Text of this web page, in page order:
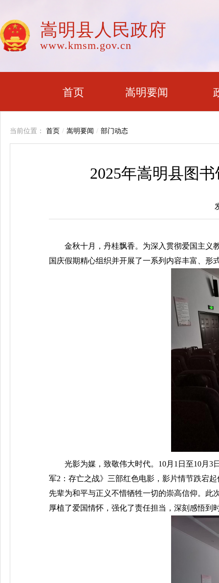
嵩明县人民政府
www.kmsm.gov.cn
首页 嵩明要闻
当前位置： 首页 / 嵩明要闻 / 部门动态
2025年嵩明县图
金秋十月，丹桂飘香。为深入贯彻爱国主义
国庆假期精心组织并开展了一系列内容丰富、
光影为媒，致敬伟大时代。10月1日至10月
军2：存亡之战》三部红色电影，影片情节跌宕
先辈为和平与正义不惜牺牲一切的崇高信仰。此
厚植了爱国情怀，强化了责任担当，深刻感悟到